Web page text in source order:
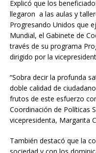
Explicó que los
llegaron a las aulas y
Progresando Unidos que
Mundial, el Gabinete de
través de su programa
dirigido por la
“Sobra decir la profunda
doble calidad de
frutos de este esfuerzo
Coordinación de Políticas
vicepresidenta, Margarita
También destacó que la